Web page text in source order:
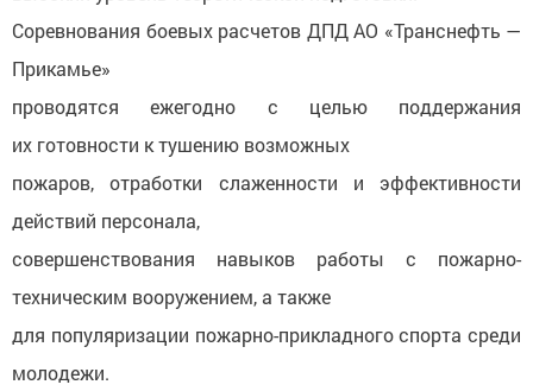
Соревнования боевых расчетов ДПД АО «Транснефть —
Прикамье»
проводятся ежегодно с целью поддержания
их готовности к тушению возможных
пожаров, отработки слаженности и эффективности
действий персонала,
совершенствования навыков работы с пожарно-
техническим вооружением, а также
для популяризации пожарно-прикладного спорта среди
молодежи.